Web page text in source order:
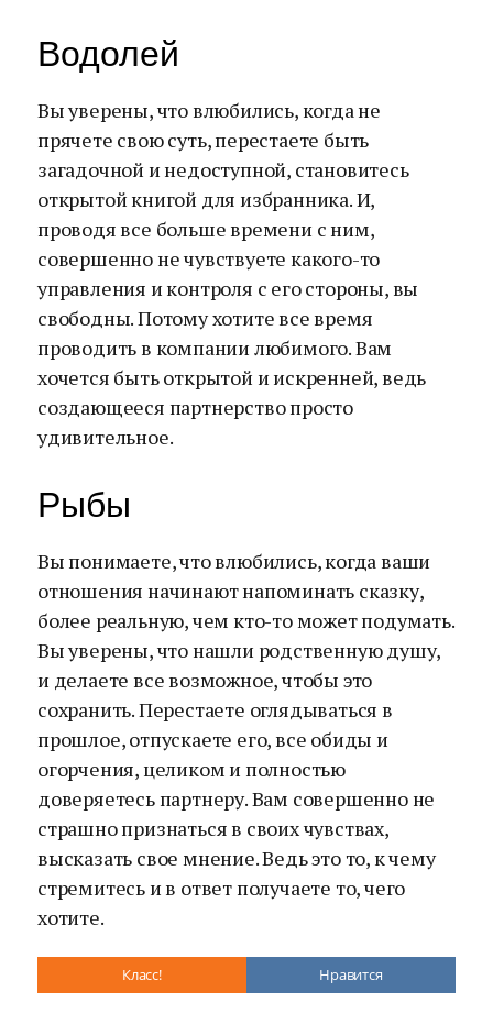
Водолей
Вы уверены, что влюбились, когда не
прячете свою суть, перестаете быть
загадочной и недоступной, становитесь
открытой книгой для избранника. И,
проводя все больше времени с ним,
совершенно не чувствуете какого-то
управления и контроля с его стороны, вы
свободны. Потому хотите все время
проводить в компании любимого. Вам
хочется быть открытой и искренней, ведь
создающееся партнерство просто
удивительное.
Рыбы
Вы понимаете, что влюбились, когда ваши
отношения начинают напоминать сказку,
более реальную, чем кто-то может подумать.
Вы уверены, что нашли родственную душу,
и делаете все возможное, чтобы это
сохранить. Перестаете оглядываться в
прошлое, отпускаете его, все обиды и
огорчения, целиком и полностью
доверяетесь партнеру. Вам совершенно не
страшно признаться в своих чувствах,
высказать свое мнение. Ведь это то, к чему
стремитесь и в ответ получаете то, чего
хотите.
Класс! Нравится